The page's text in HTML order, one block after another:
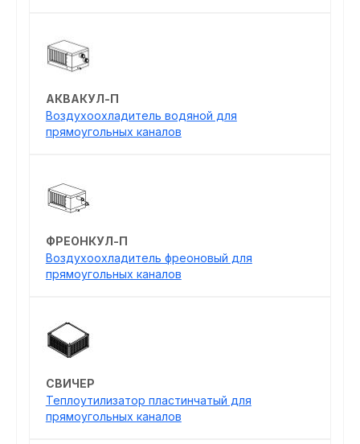
АКВАКУЛ-П
Воздухоохладитель водяной для
прямоугольных каналов
ФРЕОНКУЛ-П
Воздухоохладитель фреоновый для
прямоугольных каналов
СВИЧЕР
Теплоутилизатор пластинчатый для
прямоугольных каналов